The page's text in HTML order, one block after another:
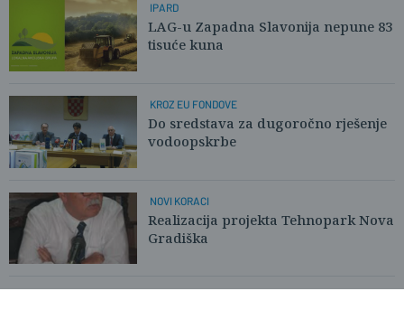
IPARD
LAG-u Zapadna Slavonija nepune 83
tisuće kuna
KROZ EU FONDOVE
Do sredstava za dugoročno rješenje
vodoopskrbe
NOVI KORACI
Realizacija projekta Tehnopark Nova
Gradiška